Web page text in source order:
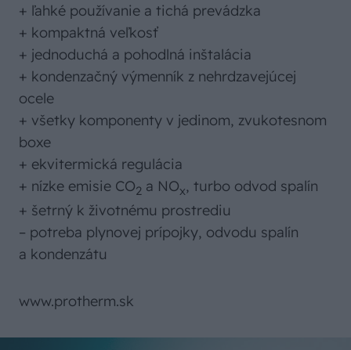
+ ľahké používanie a tichá prevádzka
+ kompaktná veľkosť
+ jednoduchá a pohodlná inštalácia
+ kondenzačný výmenník z nehrdzavejúcej
ocele
+ všetky komponenty v jedinom, zvukotesnom
boxe
+ ekvitermická regulácia
+ nízke emisie CO2 a NOx, turbo odvod spalín
+ šetrný k životnému prostrediu
– potreba plynovej prípojky, odvodu spalín
a kondenzátu
www.protherm.sk